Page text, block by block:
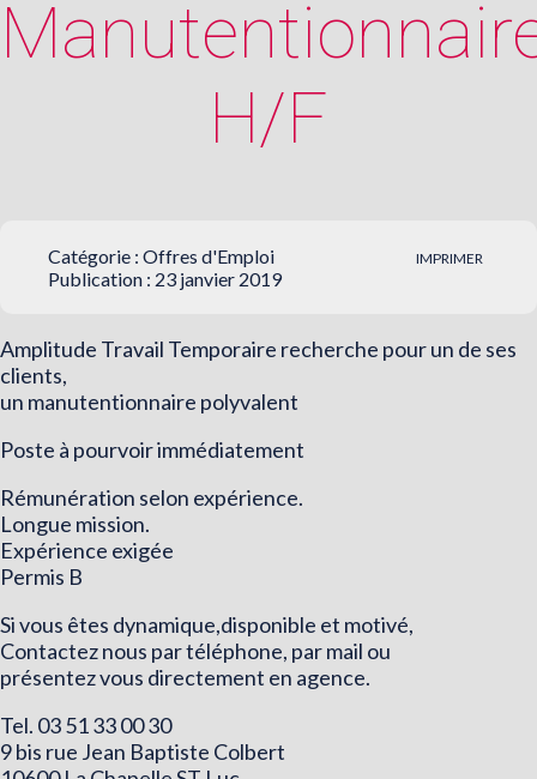
H/F
IMPRIMER
Catégorie : Offres d'Emploi
Publication : 23 janvier 2019
Amplitude Travail Temporaire recherche pour un de ses
clients,
un manutentionnaire polyvalent
Poste à pourvoir immédiatement
Rémunération selon expérience.
Longue mission.
Expérience exigée
Permis B
Si vous êtes dynamique,disponible et motivé,
Contactez nous par téléphone, par mail ou
présentez vous directement en agence.
Tel. 03 51 33 00 30
9 bis rue Jean Baptiste Colbert